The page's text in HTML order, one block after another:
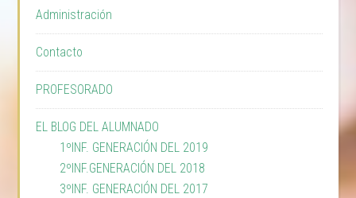
Administración
Contacto
PROFESORADO
EL BLOG DEL ALUMNADO
1ºINF. GENERACIÓN DEL 2019
2ºINF.GENERACIÓN DEL 2018
3ºINF. GENERACIÓN DEL 2017